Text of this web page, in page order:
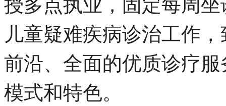
儿童疑难疾病诊治工作
前沿、全面的优质诊疗
模式和特色。